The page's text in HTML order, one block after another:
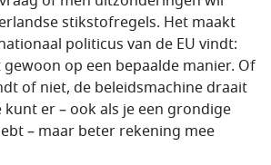
stikstofregels. Het maakt
politicus van de EU vindt:
op een bepaalde manier. Of
of niet, de beleidsmachine draait
kunt er – ook als je een grondige
– maar beter rekening mee